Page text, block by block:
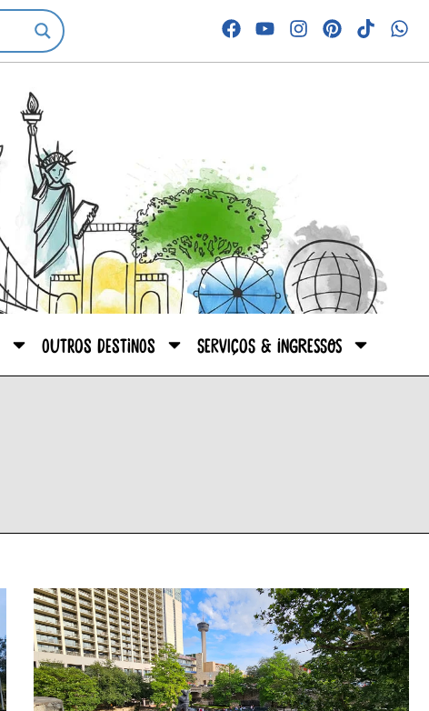
Outros destinos Serviços & Ingressos